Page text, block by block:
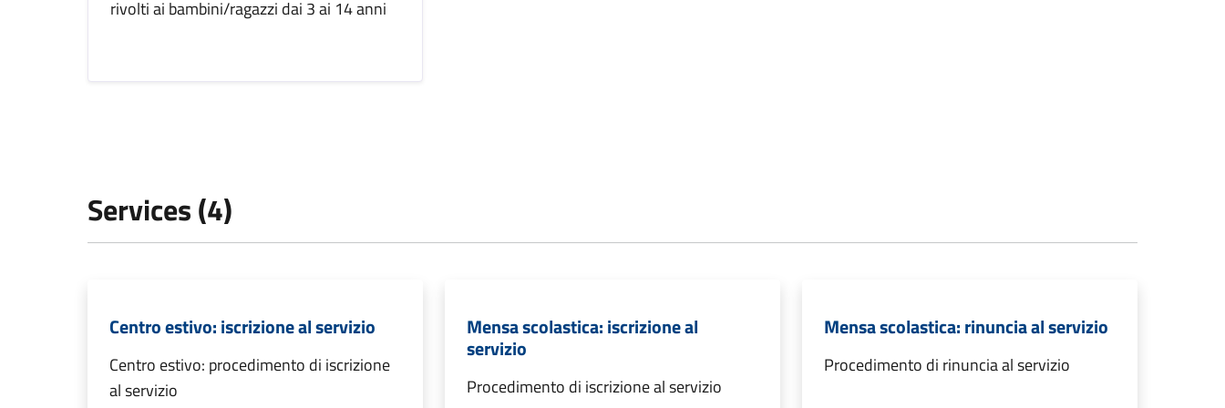
rivolti ai bambini/ragazzi dai 3 ai 14 anni
Services (4)
Centro estivo: iscrizione al servizio
Centro estivo: procedimento di iscrizione
al servizio
Mensa scolastica: iscrizione al
servizio
Procedimento di iscrizione al servizio
Mensa scolastica: rinuncia al servizio
Procedimento di rinuncia al servizio